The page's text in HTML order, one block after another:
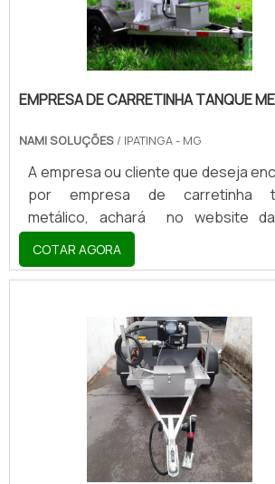
EMPRESA DE CARRETINHA TANQUE
NAMI SOLUÇÕES / IPATINGA - MG
A empresa ou cliente que deseja
por empresa de carretinha
metálico, achará no website da
Solucoes. Realizando uma
meio da plataforma de
indústrias e descobrindo a
DE CARRETINHA TANQUE
alguém busca por empresa de
tanque metálico responsável,
Nami Solucoes. Disponibilizando
clientes carretinha comboio e
para transporte de
garantindo a satisfação da venda à
COTAR AGORA